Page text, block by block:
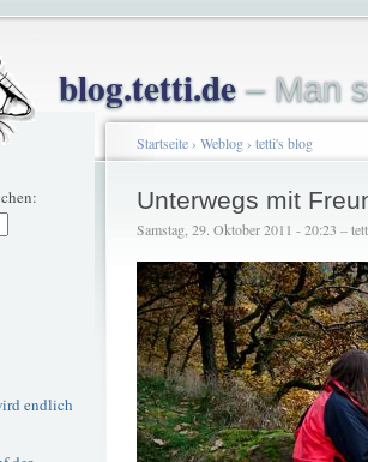
blog.tetti.de– Man
endlich
Startseite› Weblog› tetti's blog
Unterwegs mit
Samstag, 29. Oktober 2011 - 20:23 –